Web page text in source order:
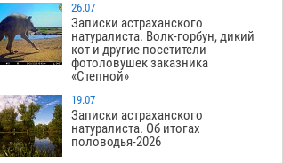
26.07
Записки астраханского
натуралиста. Волк-горбун, дикий
кот и другие посетители
фотоловушек заказника
«Степной»
19.07
Записки астраханского
натуралиста. Об итогах
половодья-2026